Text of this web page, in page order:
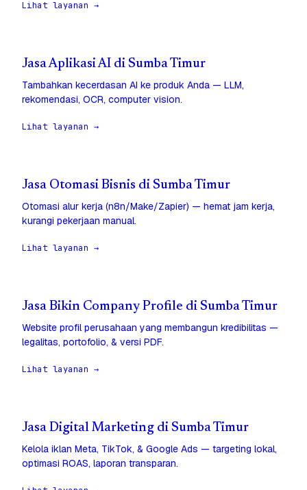
Lihat layanan →
Jasa Aplikasi AI di Sumba Timur
Tambahkan kecerdasan AI ke produk Anda — LLM,
rekomendasi, OCR, computer vision.
Lihat layanan →
Jasa Otomasi Bisnis di Sumba Timur
Otomasi alur kerja (n8n/Make/Zapier) — hemat jam kerja,
kurangi pekerjaan manual.
Lihat layanan →
Jasa Bikin Company Profile di Sumba Timur
Website profil perusahaan yang membangun kredibilitas —
legalitas, portofolio, & versi PDF.
Lihat layanan →
Jasa Digital Marketing di Sumba Timur
Kelola iklan Meta, TikTok, & Google Ads — targeting lokal,
optimasi ROAS, laporan transparan.